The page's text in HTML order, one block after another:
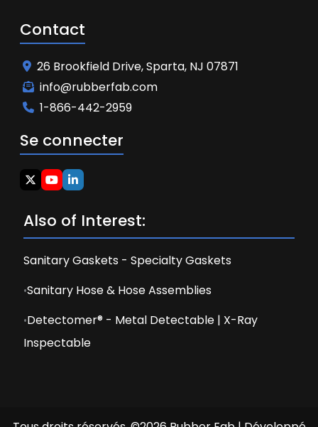
Contact
26 Brookfield Drive, Sparta, NJ 07871
info@rubberfab.com
1-866-442-2959
Se connecter
Also of Interest:
Sanitary Gaskets - Specialty Gaskets
Sanitary Hose & Hose Assemblies
Detectomer® - Metal Detectable | X-Ray
Inspectable